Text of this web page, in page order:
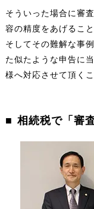
そういった場合に審
容の精度をあげるこ
そしてその難解な事
た似たような申告に
様へ対応させて頂く
相続税で「審